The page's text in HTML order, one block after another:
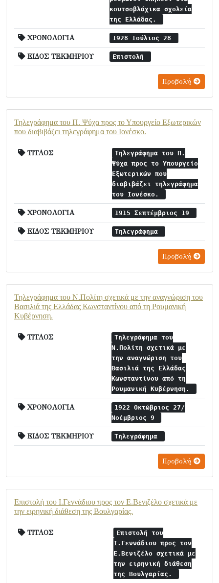
κουτσοβλάχικα σχολεία
της Ελλάδας.
ΧΡΟΝΟΛΟΓΙΑ 1928 Ιούλιος 28
ΕΙΔΟΣ ΤΕΚΜΗΡΙΟΥ Επιστολή
Προβολή
Τηλεγράφημα του Π. Ψύχα προς το Υπουργείο Εξωτερικών
που διαβιβάζει τηλεγράφημα του Ιονέσκο.
ΤΙΤΛΟΣ
Τηλεγράφημα του Π.
Ψύχα προς το Υπουργείο
Εξωτερικών που
διαβιβάζει τηλεγράφημα
του Ιονέσκο.
ΧΡΟΝΟΛΟΓΙΑ 1915 Σεπτέμβριος 19
ΕΙΔΟΣ ΤΕΚΜΗΡΙΟΥ Τηλεγράφημα
Προβολή
Τηλεγράφημα του Ν.Πολίτη σχετικά με την αναγνώριση του
Βασιλιά της Ελλάδας Κωνσταντίνου από τη Ρουμανική
Κυβέρνηση.
ΤΙΤΛΟΣ
Τηλεγράφημα του
Ν.Πολίτη σχετικά με
την αναγνώριση του
Βασιλιά της Ελλάδας
Κωνσταντίνου από τη
Ρουμανική Κυβέρνηση.
ΧΡΟΝΟΛΟΓΙΑ
1922 Οκτώβριος 27/
Νοέμβριος 9
ΕΙΔΟΣ ΤΕΚΜΗΡΙΟΥ Τηλεγράφημα
Προβολή
Επιστολή του Ι.Γεννάδιου προς τον Ε.Βενιζέλο σχετικά με
την ειρηνική διάθεση της Βουλγαρίας.
ΤΙΤΛΟΣ
Επιστολή του
Ι.Γεννάδιου προς τον
Ε.Βενιζέλο σχετικά με
την ειρηνική διάθεση
της Βουλγαρίας.